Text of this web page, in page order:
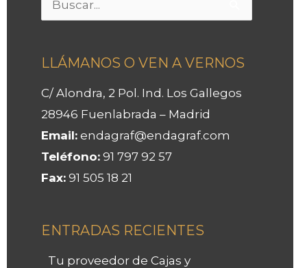
Buscar
LLÁMANOS O VEN A VERNOS
C/ Alondra, 2 Pol. Ind. Los Gallegos
28946 Fuenlabrada – Madrid
Email: endagraf@endagraf.com
Teléfono: 91 797 92 57
Fax: 91 505 18 21
ENTRADAS RECIENTES
Tu proveedor de Cajas y